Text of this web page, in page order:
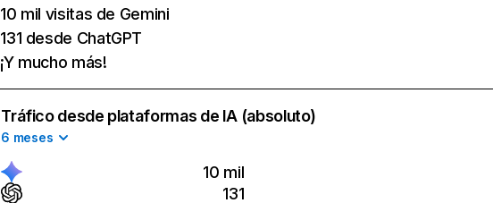
10 mil visitas de Gemini
131 desde ChatGPT
¡Y mucho más!
Tráfico desde plataformas de IA (absoluto)
6 meses
10 mil
131